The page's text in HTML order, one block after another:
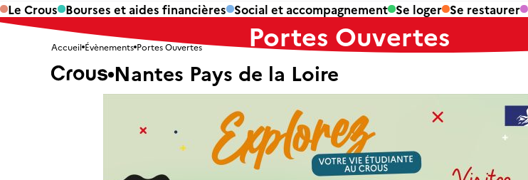
Le Crous Bourses et aides financières Social et accompagnement Se loger Se restaurer
Accueil Évènements Portes Ouvertes
Nantes Pays de la Loire
Portes Ouvertes